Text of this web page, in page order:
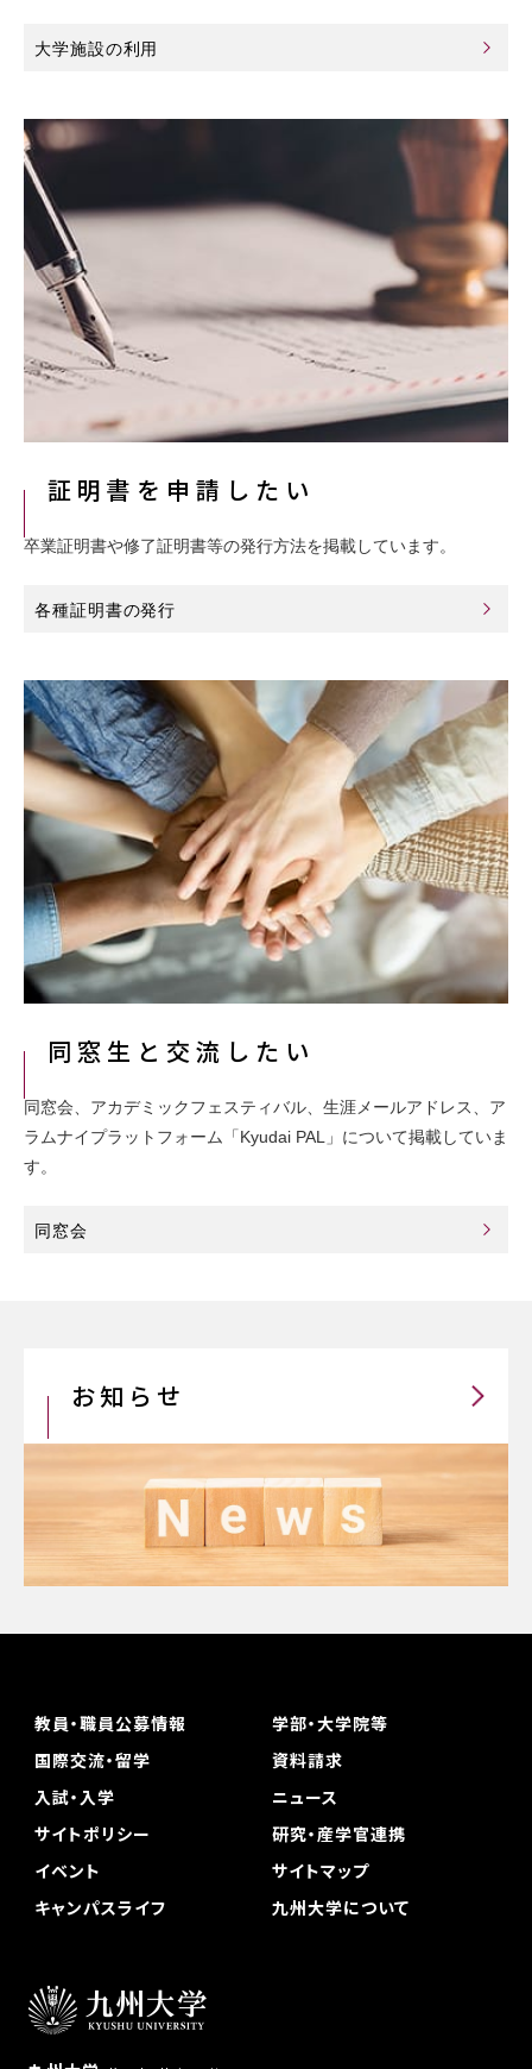
大学施設の利用
証明書を申請したい
卒業証明書や修了証明書等の発行方法を掲載しています。
各種証明書の発行
同窓生と交流したい
同窓会、アカデミックフェスティバル、生涯メールアドレス、ア
ラムナイプラットフォーム「Kyudai PAL」について掲載していま
す。
同窓会
お知らせ
教員・職員公募情報
学部・大学院等
国際交流・留学
資料請求
入試・入学
ニュース
サイトポリシー
研究・産学官連携
イベント
サイトマップ
キャンパスライフ
九州大学について